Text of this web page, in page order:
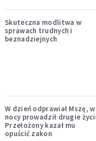
Skuteczna modlitwa w
sprawach trudnych i
beznadziejnych
W dzień odprawiał Mszę, w
nocy prowadził drugie
Przełożony kazał mu
opuścić zakon